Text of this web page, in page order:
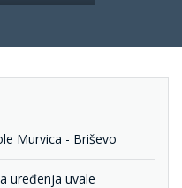
Murvica - Briševo
uređenja uvale